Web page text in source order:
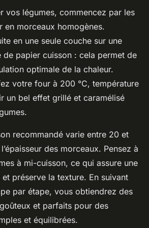
vos légumes, commencez par les
en morceaux homogènes.
en une seule couche sur une
de papier cuisson : cela permet de
optimale de la chaleur.
votre four à 200 °C, température
un bel effet grillé et caramélisé
recommandé varie entre 20 et
des morceaux. Pensez à
à mi-cuisson, ce qui assure une
préserve la texture. En suivant
par étape, vous obtiendrez des
et parfaits pour des
et équilibrées.